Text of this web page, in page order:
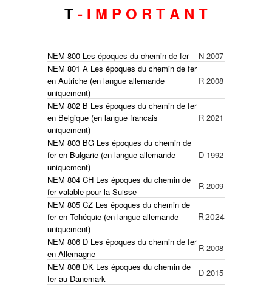
T - I M P O R T A N T
NEM 800 Les époques du chemin de fer N 2007
NEM 801 A Les époques du chemin de fer
en Autriche (en langue allemande
uniquement)
R 2008
NEM 802 B Les époques du chemin de fer
en Belgique (en langue francais
uniquement)
R 2021
NEM 803 BG Les époques du chemin de
fer en Bulgarie (en langue allemande
uniquement)
D 1992
NEM 804 CH Les époques du chemin de
fer valable pour la Suisse
R 2009
NEM 805 CZ Les époques du chemin de
fer en Tchéquie (en langue allemande
uniquement)
R2024
NEM 806 D Les époques du chemin de fer
en Allemagne
R 2008
NEM 808 DK Les époques du chemin de
fer au Danemark
D 2015